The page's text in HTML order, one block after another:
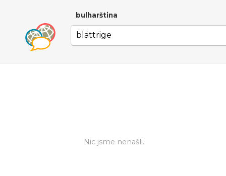
bulharština
Nic jsme nenašli.